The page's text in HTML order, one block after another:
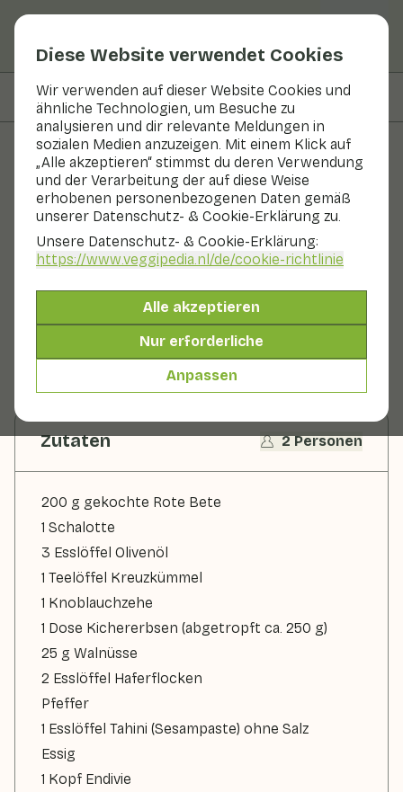
Diese Website verwendet Cookies
Wir verwenden auf dieser Website Cookies und
ähnliche Technologien, um Besuche zu
analysieren und dir relevante Meldungen in
sozialen Medien anzuzeigen. Mit einem Klick auf
„Alle akzeptieren“ stimmst du deren Verwendung
und der Verarbeitung der auf diese Weise
erhobenen personenbezogenen Daten gemäß
unserer Datenschutz- & Cookie-Erklärung zu.
Unsere Datenschutz- & Cookie-Erklärung:
https://www.veggipedia.nl/de/cookie-richtlinie
Alle akzeptieren
Nur erforderliche
Anpassen
Auf dieser Seite Zutaten
Rezepte
Rote-Bete-Burger mit
Endiviensalat
Mit saisonalen Produkten
Zutaten 2 Personen
200 g gekochte Rote Bete
1 Schalotte
3 Esslöffel Olivenöl
1 Teelöffel Kreuzkümmel
1 Knoblauchzehe
1 Dose Kichererbsen (abgetropft ca. 250 g)
25 g Walnüsse
2 Esslöffel Haferflocken
Pfeffer
1 Esslöffel Tahini (Sesampaste) ohne Salz
Essig
1 Kopf Endivie